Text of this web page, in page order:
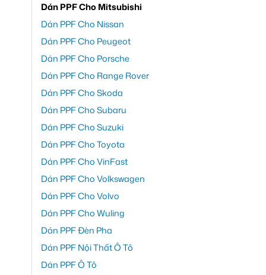
Dán PPF Cho Mitsubishi
Dán PPF Cho Nissan
Dán PPF Cho Peugeot
Dán PPF Cho Porsche
Dán PPF Cho Range Rover
Dán PPF Cho Skoda
Dán PPF Cho Subaru
Dán PPF Cho Suzuki
Dán PPF Cho Toyota
Dán PPF Cho VinFast
Dán PPF Cho Volkswagen
Dán PPF Cho Volvo
Dán PPF Cho Wuling
Dán PPF Đèn Pha
Dán PPF Nội Thất Ô Tô
Dán PPF Ô Tô